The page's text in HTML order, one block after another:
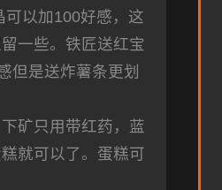
可以加100好感，这
一些。铁匠送红宝
但是送炸薯条更划
矿只用带红药，蓝
就可以了。蛋糕可